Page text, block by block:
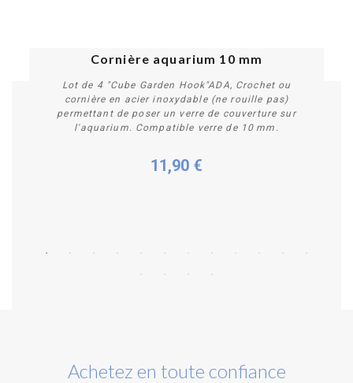
Cornière aquarium 10 mm
Lot de 4 "Cube Garden Hook"ADA, Crochet ou
cornière en acier inoxydable (ne rouille pas)
permettant de poser un verre de couverture sur
l'aquarium. Compatible verre de 10 mm.
11,90 €
Achetez en toute confiance